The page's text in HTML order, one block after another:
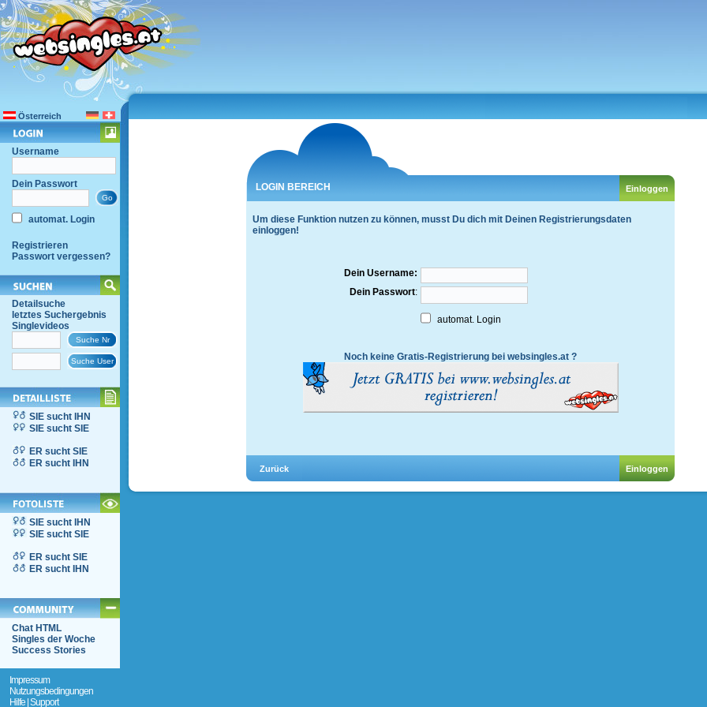
Österreich
Username
Dein Passwort
automat. Login
Registrieren
Passwort vergessen?
Detailsuche
letztes Suchergebnis
Singlevideos
SIE sucht IHN
SIE sucht SIE
ER sucht SIE
ER sucht IHN
SIE sucht IHN
SIE sucht SIE
ER sucht SIE
ER sucht IHN
Chat HTML
Singles der Woche
Success Stories
Impressum
Nutzungsbedingungen
Hilfe | Support
LOGIN BEREICH
Um diese Funktion nutzen zu können, musst Du dich mit Deinen Registrierungsdaten
einloggen!
Dein Username:
Dein Passwort:
automat. Login
Noch keine Gratis-Registrierung bei websingles.at ?